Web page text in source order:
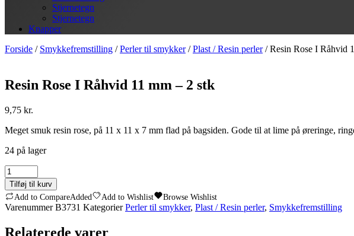
Stjernetegn
Stjernetegn
Knapper
Forside / Smykkefremstilling /Perler til smykker/Plast / Resin perler/ Resin Rose I Råhvid
Resin Rose I Råhvid 11 mm – 2 stk
9,75 kr.
Meget smuk resin rose, på 11 x 11 x 7 mm flad på bagsiden. Gode til at lime på øreringe,
24 på lager
Resin
Rose
I
Råhvid
11
Tilføj til kurv
Add to CompareAdded Add to Wishlist Browse Wishlist
VarenummerB3731 Kategorier Perler til smykker, Plast / Resin perler, Smykkefremstilling
Relaterede varer